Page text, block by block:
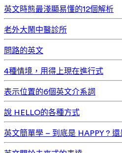
英文時態最淺顯易懂的12個解析
老外大鬧中醫診所
問路的英文
4種情境，用得上現在進行式
表示位置的6個英文介系詞
說 HELLO的各種方式
英文簡單學 – 到底是 HAPPY ? 還